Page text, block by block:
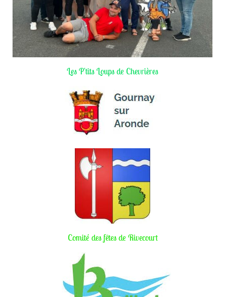
Les P'tits Loups de Chevrières
Comité des fêtes de Rivecourt